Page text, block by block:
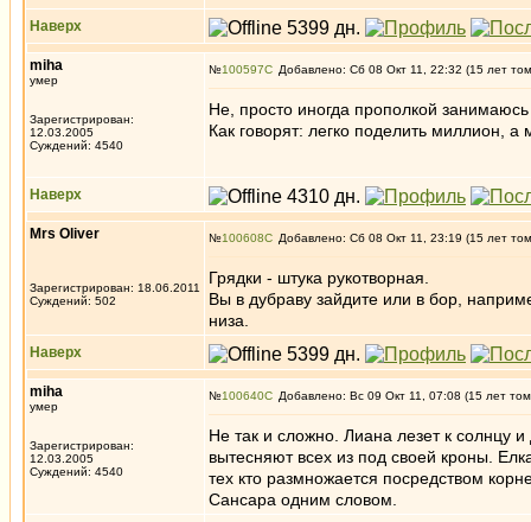
Наверх
miha
умер
Зарегистрирован:
12.03.2005
Суждений: 4540
№100597 Добавлено: Сб 08 Окт 11, 22:32 (15 лет
Не, просто иногда прополкой
Как говорят: легко поделить миллион,
Наверх
Mrs Oliver
Зарегистрирован: 18.06.2011
Суждений: 502
№100608 Добавлено: Сб 08 Окт 11, 23:19 (15 лет
Грядки - штука рукотворная.
Вы в дубраву зайдите или в бор,
низа.
Наверх
miha
умер
Зарегистрирован:
12.03.2005
Суждений: 4540
№100640 Добавлено: Вс 09 Окт 11, 07:08 (15 лет
Не так и сложно. Лиана лезет к солнцу
вытесняют всех из под своей кроны.
тех кто размножается посредством
Сансара одним словом.